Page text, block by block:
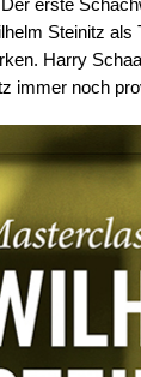
Steinitz
Harry
immer noch